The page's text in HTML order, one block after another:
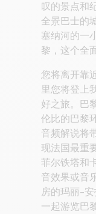
叹的景点和
全景巴士的
塞纳河的一
黎，这个全
您将离开靠
里您将登上
好之旅。巴
伦比的巴黎
音频解说将
现法国最重
菲尔铁塔和
音效果或音
房的玛丽-
一起游览巴